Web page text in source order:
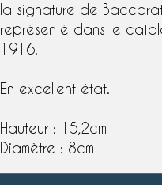
la signature de
représenté dans le
1916.
En excellent état.
Hauteur : 15,2cm
Diamètre : 8cm